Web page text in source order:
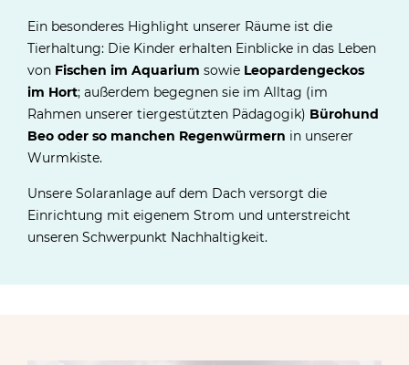
Ein besonderes Highlight unserer Räume ist die
Tierhaltung: Die Kinder erhalten Einblicke in das Leben
von Fischen im Aquarium sowie Leopardengeckos
im Hort; außerdem begegnen sie im Alltag (im
Rahmen unserer tiergestützten Pädagogik) Bürohund
Beo oder so manchen Regenwürmern in unserer
Wurmkiste.
Unsere Solaranlage auf dem Dach versorgt die
Einrichtung mit eigenem Strom und unterstreicht
unseren Schwerpunkt Nachhaltigkeit.